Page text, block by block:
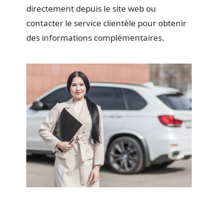
directement depuis le site web ou
contacter le service clientèle pour obtenir
des informations complémentaires.